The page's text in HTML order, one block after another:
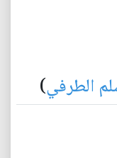
الطرفي)